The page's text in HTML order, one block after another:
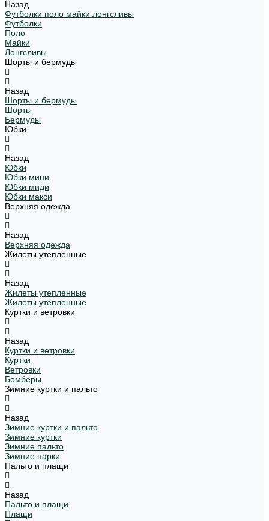
Назад
Футболки поло майки лонгсливы
Футболки
Поло
Майки
Лонгсливы
Шорты и бермуды
Назад
Шорты и бермуды
Шорты
Бермуды
Юбки
Назад
Юбки
Юбки мини
Юбки миди
Юбки макси
Верхняя одежда
Назад
Верхняя одежда
Жилеты утепленные
Назад
Жилеты утепленные
Жилеты утепленные
Куртки и ветровки
Назад
Куртки и ветровки
Куртки
Ветровки
Бомберы
Зимние куртки и пальто
Назад
Зимние куртки и пальто
Зимние куртки
Зимние пальто
Зимние парки
Пальто и плащи
Назад
Пальто и плащи
Плащи